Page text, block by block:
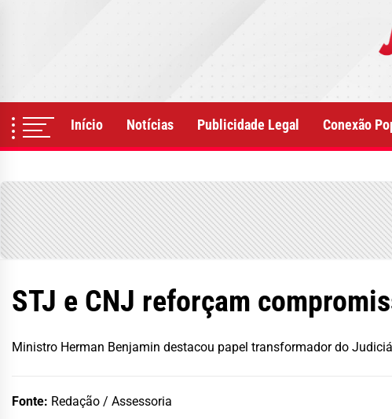
Início Notícias Publicidade Legal Conexão
STJ e CNJ reforçam
Ministro Herman Benjamin destacou papel transformador do
Fonte: Redação / Assessoria